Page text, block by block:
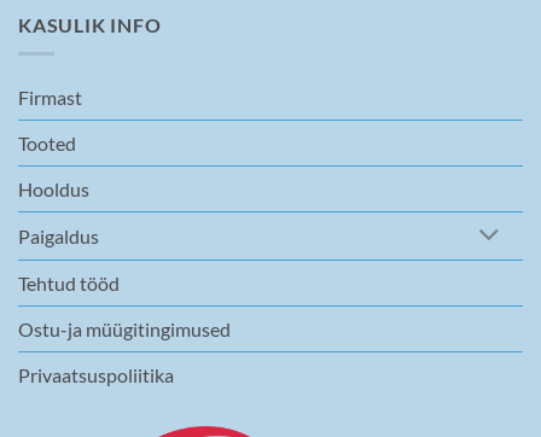
KASULIK INFO
Firmast
Tooted
Hooldus
Paigaldus
Tehtud tööd
Ostu-ja müügitingimused
Privaatsuspoliitika